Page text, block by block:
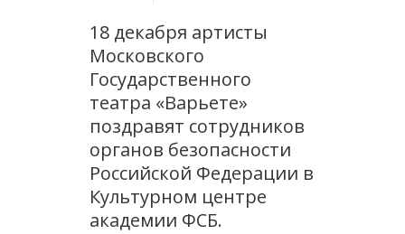
18 декабря артисты
Московского
Государственного
театра «Варьете»
поздравят сотрудников
органов безопасности
Российской Федерации в
Культурном центре
академии ФСБ.